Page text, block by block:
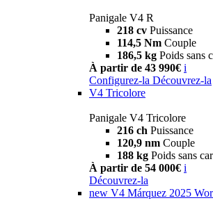
Panigale V4 R
218 cv Puissance
114,5 Nm Couple
186,5 kg Poids sans
À partir de 43 990€ i
Configurez-la Découvrez-la
V4 Tricolore
Panigale V4 Tricolore
216 ch Puissance
120,9 nm Couple
188 kg Poids sans
À partir de 54 000€ i
Découvrez-la
new V4 Márquez 2025